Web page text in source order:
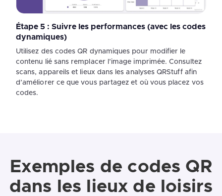
Étape 5 : Suivre les performances (avec les codes
dynamiques)
Utilisez des codes QR dynamiques pour modifier le
contenu lié sans remplacer l’image imprimée. Consultez
scans, appareils et lieux dans les analyses QRStuff afin
d’améliorer ce que vous partagez et où vous placez vos
codes.
Exemples de codes QR
dans les lieux de loisirs